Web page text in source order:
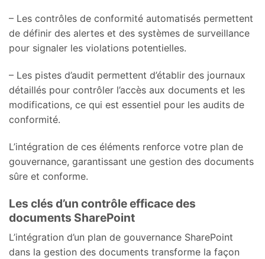
– Les contrôles de conformité automatisés permettent
de définir des alertes et des systèmes de surveillance
pour signaler les violations potentielles.
– Les pistes d’audit permettent d’établir des journaux
détaillés pour contrôler l’accès aux documents et les
modifications, ce qui est essentiel pour les audits de
conformité.
L’intégration de ces éléments renforce votre plan de
gouvernance, garantissant une gestion des documents
sûre et conforme.
Les clés d’un contrôle efficace des
documents SharePoint
L’intégration d’un plan de gouvernance SharePoint
dans la gestion des documents transforme la façon